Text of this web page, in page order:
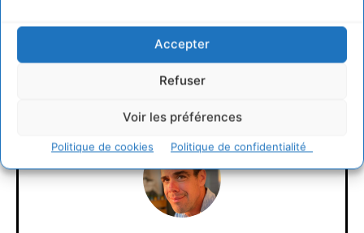
Accepter
Refuser
Voir les préférences
Politique de cookies Politique de confidentialité
LAISSER UN COMMENTAIRE
CONNECTER POUR LAISSER UN COMMENTAIRE